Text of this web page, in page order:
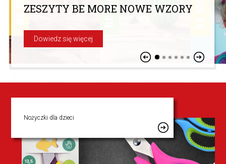
ZESZYTY BE MORE NOWE WZORY
Dowiedz się więcej
Nożyczki dla dzieci